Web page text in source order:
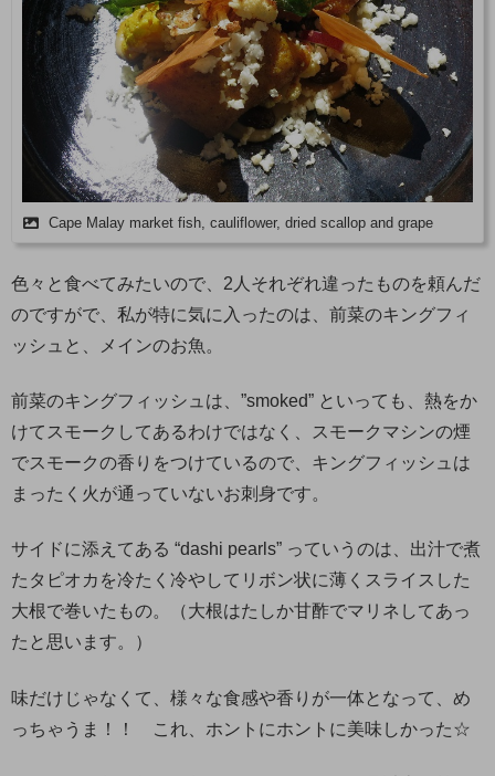
Cape Malay market fish, cauliflower, dried scallop and grape
色々と食べてみたいので、2人それぞれ違ったものを頼んだ
のですがで、私が特に気に入ったのは、前菜のキングフィ
ッシュと、メインのお魚。
前菜のキングフィッシュは、”smoked” といっても、熱をか
けてスモークしてあるわけではなく、スモークマシンの煙
でスモークの香りをつけているので、キングフィッシュは
まったく火が通っていないお刺身です。
サイドに添えてある “dashi pearls” っていうのは、出汁で煮
たタピオカを冷たく冷やしてリボン状に薄くスライスした
大根で巻いたもの。（大根はたしか甘酢でマリネしてあっ
たと思います。）
味だけじゃなくて、様々な食感や香りが一体となって、め
っちゃうま！！ これ、ホントにホントに美味しかった☆